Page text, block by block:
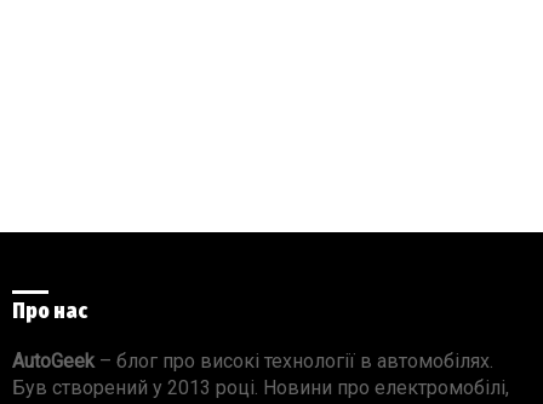
Про нас
AutoGeek– блог про високі технології в автомобілях.
Був створений у 2013 році. Новини про електромобілі,